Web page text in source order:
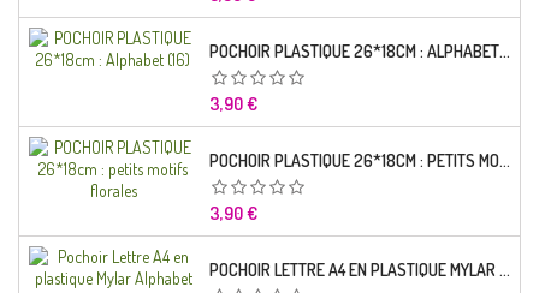
POCHOIR PLASTIQUE 26*18CM : ALPHABET (16)
Prix
3,90 €
POCHOIR PLASTIQUE 26*18CM : PETITS MOTIFS FLORALES
Prix
3,90 €
POCHOIR LETTRE A4 EN PLASTIQUE MYLAR ALPHABET RACINE 30 MM